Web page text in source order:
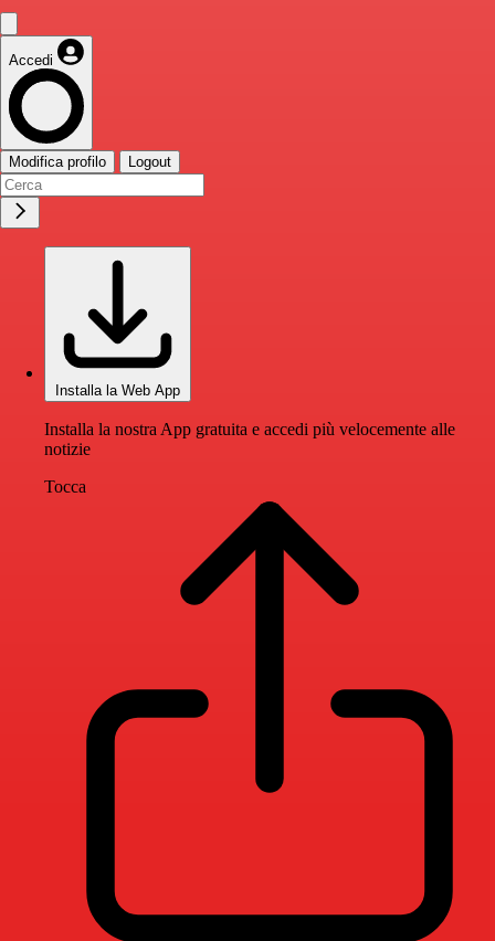
Accedi
Modifica profilo Logout
Installa la Web App
Installa la nostra App gratuita e accedi più velocemente alle
notizie
Tocca